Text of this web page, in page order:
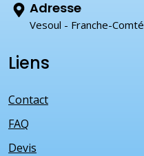
Adresse
Vesoul - Franche-Comté
Liens
Contact
FAQ
Devis